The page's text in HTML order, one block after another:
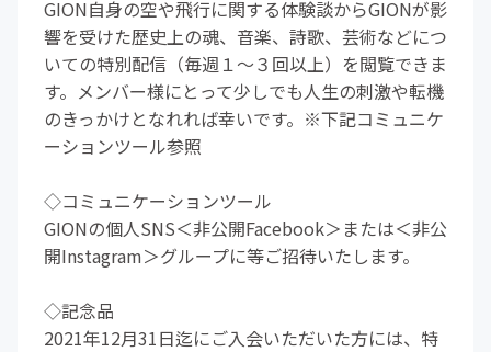
GION自身の空や飛行に関する体験談からGIONが影
響を受けた歴史上の魂、音楽、詩歌、芸術などにつ
いての特別配信（毎週１〜３回以上）を閲覧できま
す。メンバー様にとって少しでも人生の刺激や転機
のきっかけとなれれば幸いです。※下記コミュニケ
ーションツール参照
◇コミュニケーションツール
GIONの個人SNS＜非公開Facebook＞または＜非公
開Instagram＞グループに等ご招待いたします。
◇記念品
2021年12月31日迄にご入会いただいた方には、特